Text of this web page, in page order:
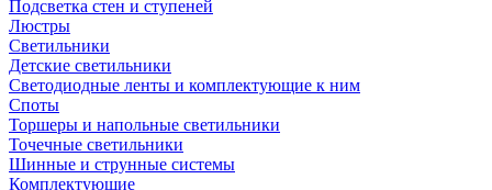
Подсветка стен и ступеней
Люстры
Светильники
Детские светильники
Светодиодные ленты и комплектующие к ним
Споты
Торшеры и напольные светильники
Точечные светильники
Шинные и струнные системы
Комплектующие